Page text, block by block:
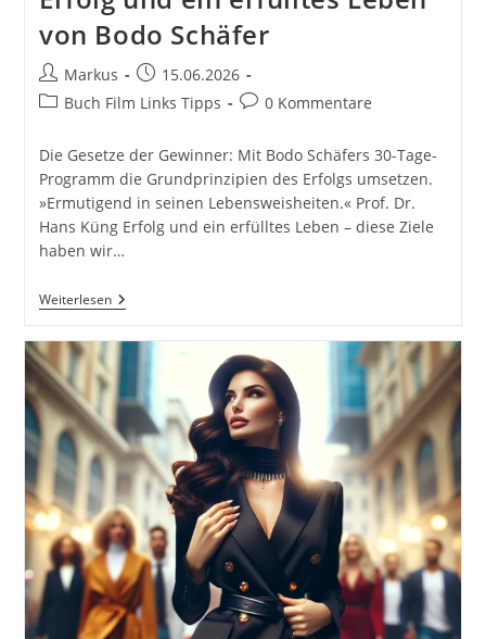
von Bodo Schäfer
Beitrags-
Autor:
Markus
Beitrag
veröffentlicht:
15.06.2026
Beitrags-
Buch Film Links Tipps
Beitrags-
0 Kommentare
Die Gesetze der Gewinner: Mit Bodo Schäfers 30-Tage-
Programm die Grundprinzipien des Erfolgs umsetzen.
»Ermutigend in seinen Lebensweisheiten.« Prof. Dr.
Hans Küng Erfolg und ein erfülltes Leben – diese Ziele
haben wir…
WeiterlesenDie
Gesetze
Erfolg
Und
Ein
Erfülltes
Leben
Von
Bodo
Schäfer